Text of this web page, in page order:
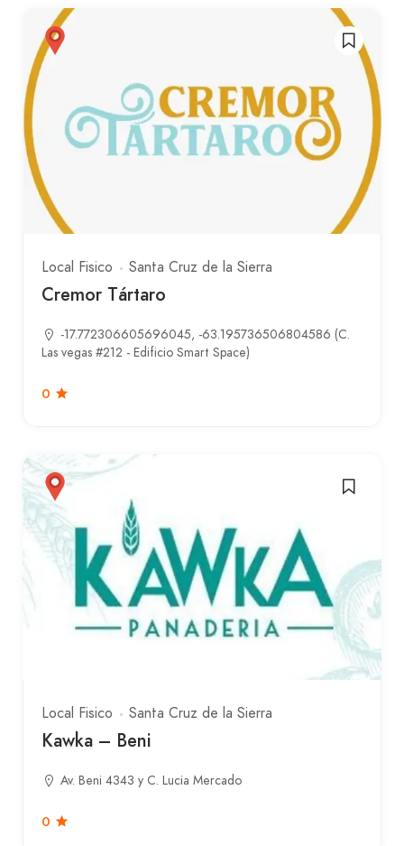
Local Fisico Santa Cruz de la Sierra
Cremor Tártaro
-17.772306605696045, -63.195736506804586 (C.
Las vegas #212 - Edificio Smart Space)
0
Local Fisico Santa Cruz de la Sierra
Kawka – Beni
Av. Beni 4343 y C. Lucia Mercado
0